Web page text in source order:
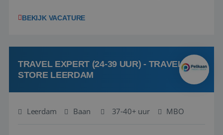
(onderdeel van Pelikaan Travel Group) zoeken
team het reisbureau verder...
BEKIJK VACATURE
TRAVEL EXPERT (24-39 UUR) - TRAVEL
STORE LEERDAM
Leerdam Baan 37-40+ uur MBO